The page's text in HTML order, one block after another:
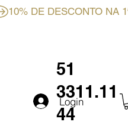
51
3311.11
44
Login